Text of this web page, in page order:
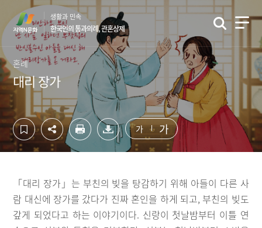
텐
츠
영
역
바
로
가
기
단
영
역
바
로
가
기
생활과 민속
한국인의 통과의례, 관혼상제
혼례
대리 장가
가 가
「대리 장가」는 부친의 빚을 탕감하기 위해 아들이 다른 사
람 대신에 장가를 갔다가 진짜 혼인을 하게 되고, 부친의 빚도
갚게 되었다고 하는 이야기이다. 신랑이 첫날밤부터 이틀 연